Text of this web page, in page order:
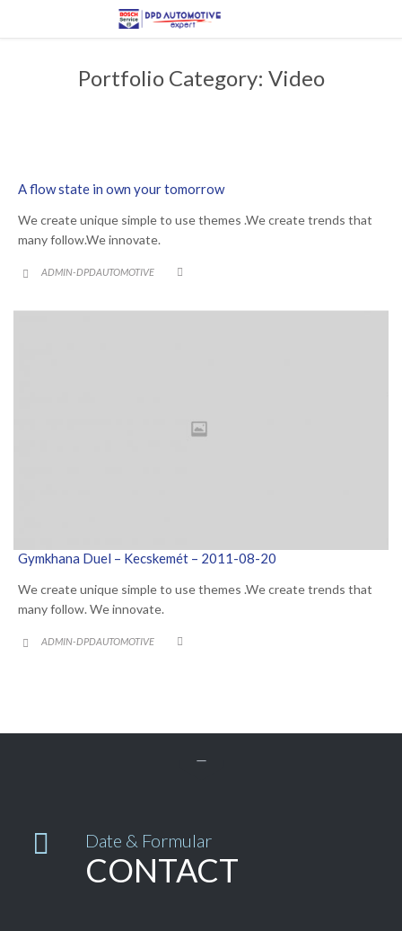
Portfolio Category: Video
A flow state in own your tomorrow
We create unique simple to use themes .We create trends that
many follow.We innovate.
 ADMIN-DPDAUTOMOTIVE 
Gymkhana Duel – Kecskemét – 2011-08-20
We create unique simple to use themes .We create trends that
many follow. We innovate.
 ADMIN-DPDAUTOMOTIVE 
 Date & Formular
CONTACT